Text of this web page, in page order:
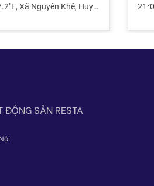
, Xã Nguyên Khê, Huyện Đông Anh ,
ĐỘNG SẢN RESTA